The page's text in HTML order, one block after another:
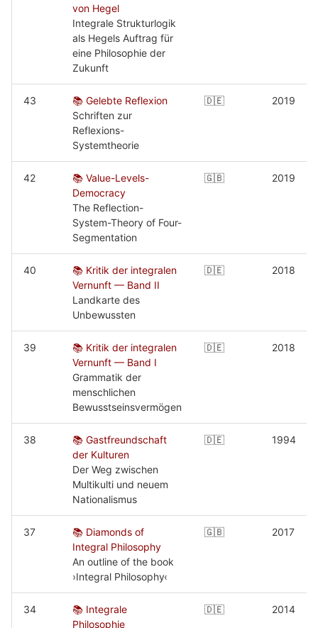
von Hegel
Integrale Strukturlogik
als Hegels Auftrag für
eine Philosophie der
Zukunft
43
📚 Gelebte Reflexion
Schriften zur
Reflexions-
Systemtheorie
🇩🇪 2019
42
📚 Value-Levels-
Democracy
The Reflection-
System-Theory of Four-
Segmentation
🇬🇧 2019
40
📚 Kritik der integralen
Vernunft — Band II
Landkarte des
Unbewussten
🇩🇪 2018
39
📚 Kritik der integralen
Vernunft — Band I
Grammatik der
menschlichen
Bewusstseinsvermögen
🇩🇪 2018
38
📚 Gastfreundschaft
der Kulturen
Der Weg zwischen
Multikulti und neuem
Nationalismus
🇩🇪 1994
37
📚 Diamonds of
Integral Philosophy
An outline of the book
›Integral Philosophy‹
🇬🇧 2017
34
📚 Integrale
Philosophie
🇩🇪 2014